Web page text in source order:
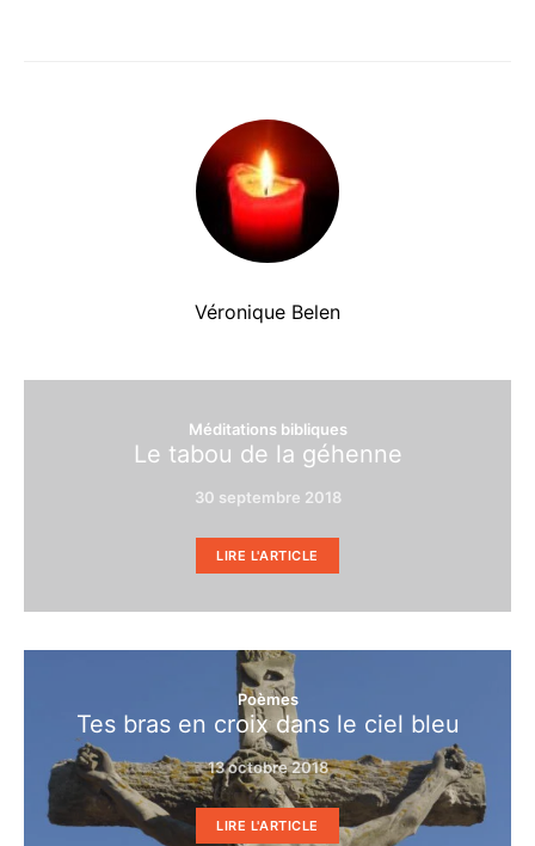
Véronique Belen
Méditations bibliques
Le tabou de la géhenne
30 septembre 2018
LIRE L'ARTICLE
Poèmes
Tes bras en croix dans le ciel bleu
13 octobre 2018
LIRE L'ARTICLE